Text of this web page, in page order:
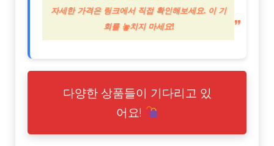
자세한 가격은 링크에서 직접 확인해보세요. 이 기
회를 놓치지 마세요!
다양한 상품들이 기다리고 있
어요!